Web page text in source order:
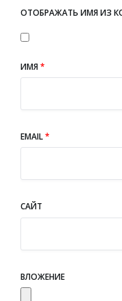
ОТОБРАЖАТЬ ИМЯ ИЗ
ИМЯ*
EMAIL*
САЙТ
ВЛОЖЕНИЕ